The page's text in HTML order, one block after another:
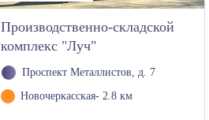
Производственно-складской
комплекс "Луч"
Проспект Металлистов, д. 7
Новочеркасская- 2.8 км